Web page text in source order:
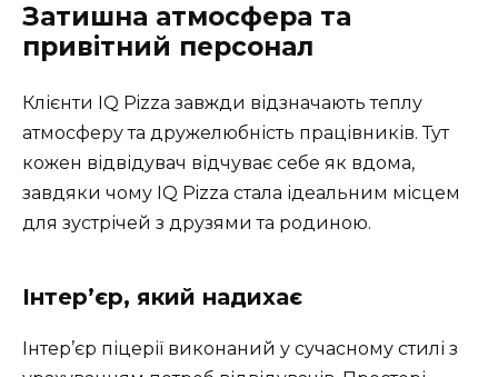
Затишна атмосфера та
привітний персонал
Клієнти IQ Pizza завжди відзначають теплу
атмосферу та дружелюбність працівників. Тут
кожен відвідувач відчуває себе як вдома,
завдяки чому IQ Pizza стала ідеальним місцем
для зустрічей з друзями та родиною.
Інтер’єр, який надихає
Інтер’єр піцерії виконаний у сучасному стилі з